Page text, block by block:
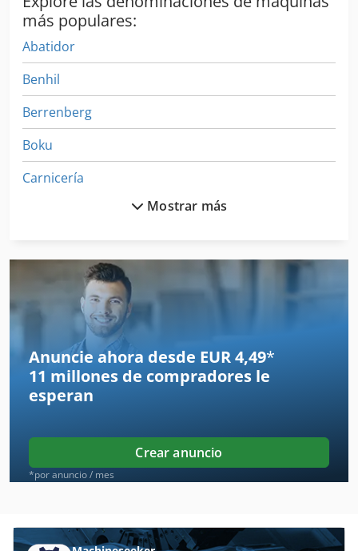
más populares:
Abatidor
Benhil
Berrenberg
Boku
Carnicería
Deshuesadora
Eberhardt
Ferag
Formax
Gastro
Helado
Kellenberger
Mostrar más
Anuncie ahora desde EUR 4,49*
11 millones de compradores le
esperan
Crear anuncio
*por anuncio / mes